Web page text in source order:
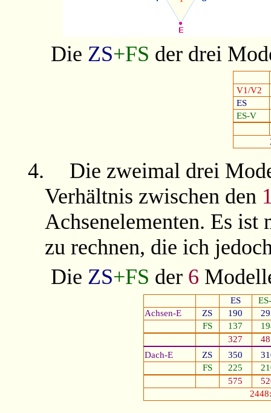
Die ZS+FS der drei
V1/V2
ES
ES-V
4.
Die zweimal drei
Verhältnis zwischen den
Achsenelementen. Es ist
zu rechnen, die ich
Die ZS+FS der 6
ES
Achsen-E
ZS 190
FS
137
327
Dach-E
ZS 350
FS
225
575